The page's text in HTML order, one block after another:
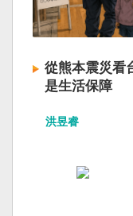
從熊本震災看
是生活保障
洪昱睿